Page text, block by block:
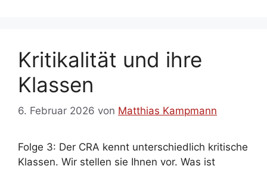
Kritikalität und ihre
Klassen
6. Februar 2026 von Matthias Kampmann
Folge 3: Der CRA kennt unterschiedlich kritische
Klassen. Wir stellen sie Ihnen vor. Was ist